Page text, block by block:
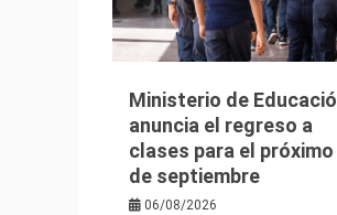
Ministerio de
anuncia el regreso a
clases para el próximo
de septiembre
06/08/2026